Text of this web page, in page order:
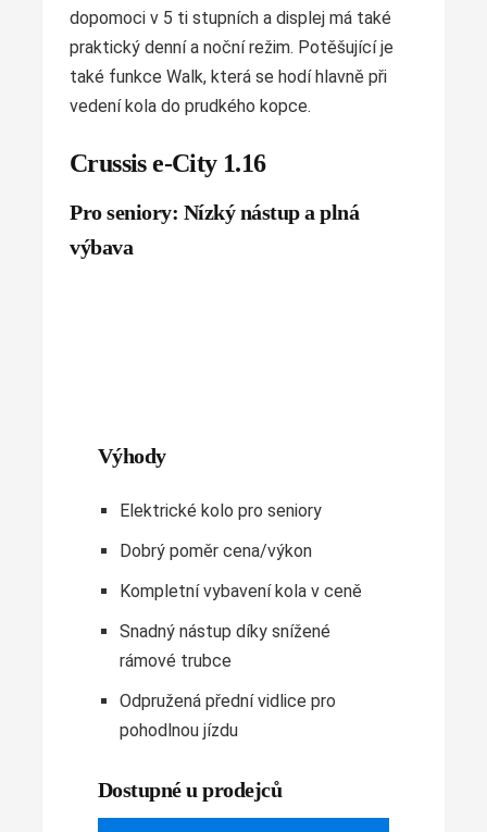
dopomoci v 5 ti stupních a displej má také
praktický denní a noční režim. Potěšující je
také funkce Walk, která se hodí hlavně při
vedení kola do prudkého kopce.
Crussis e-City 1.16
Pro seniory: Nízký nástup a plná
výbava
Výhody
Elektrické kolo pro seniory
Dobrý poměr cena/výkon
Kompletní vybavení kola v ceně
Snadný nástup díky snížené
rámové trubce
Odpružená přední vidlice pro
pohodlnou jízdu
Dostupné u prodejců